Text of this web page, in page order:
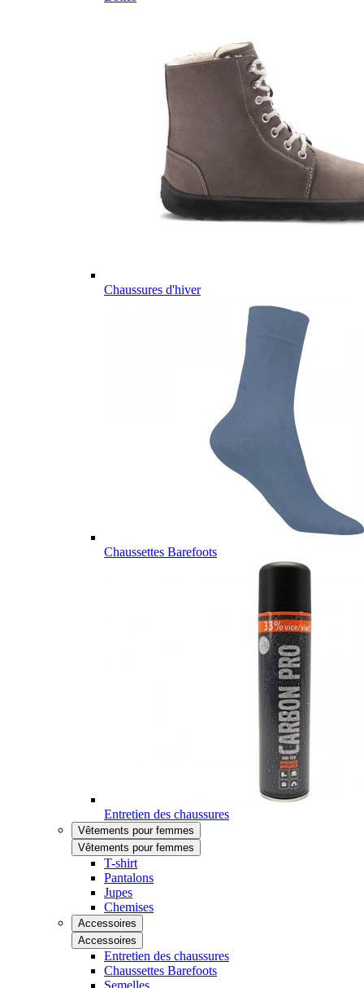
Chaussures d'hiver
Chaussettes Barefoots
Entretien des chaussures
Vêtements pour femmes
Vêtements pour femmes
T-shirt
Pantalons
Jupes
Chemises
Accessoires
Accessoires
Entretien des chaussures
Chaussettes Barefoots
Semelles